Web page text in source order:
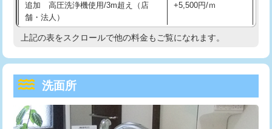
モルタル補修（厚さ10㎝まで）
モルタル補修（厚さ10㎝超え） 38,500円
洗面台設置 38,500円
追加人工
廃棄・処分 現場見積
給水管工事※（バンド止め) 3,300円
給水管工事※（支持金具設置) 5,500円
給水管工事※（保温材使用（バンド止
め込み）)
5,500円
給水管工事※（土の掘削・埋め戻し作
業)
11,000円
追加 高圧洗浄機使用/3m超え（店
舗・法人）
+5,500円/ｍ
高度高圧洗浄換 現地調査
トーラー機使用/3mまで
追加トーラー機使用/3m超え +3,300円
上記の表をスクロールで他の料金もご覧になれます。
洗面所